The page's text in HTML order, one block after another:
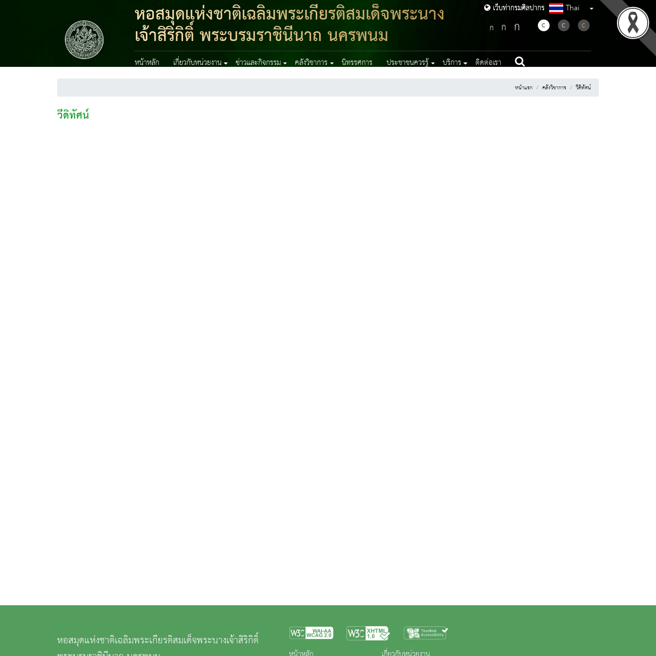
เว็บท่ากรมศิลปากร
หอสมุดแห่งชาติเฉลิมพระเกียรติสมเด็จพระนาง
เจ้าสิริกิติ์ พระบรมราชินีนาถ นครพนม
เว็บท่ากรมศิลปากร Thai
ก ก ก C C C
หน้าหลัก เกี่ยวกับหน่วยงาน ข่าวและกิจกรรม คลังวิชาการ นิทรรศการ ประชาชนควรรู้ บริการ ติดต่อเรา
หน้าแรก คลังวิชาการ วีดิทัศน์
วีดิทัศน์
หอสมุดแห่งชาติเฉลิมพระเกียรติสมเด็จพระนางเจ้าสิริกิติ์